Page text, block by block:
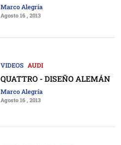
Marco Alegría
Agosto 16 , 2013
VIDEOS AUDI
QUATTRO - DISEÑO ALEMÁN
Marco Alegría
Agosto 16 , 2013